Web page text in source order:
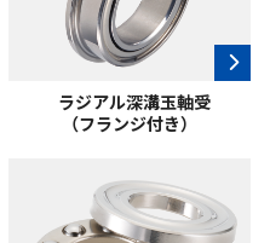
ラジアル深溝玉軸受
（フランジ付き）